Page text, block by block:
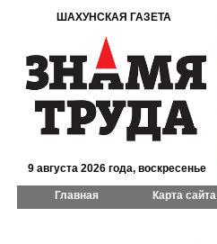
ШАХУНСКАЯ ГАЗЕТА
9 августа 2026 года, воскресенье
Главная Карта сайта